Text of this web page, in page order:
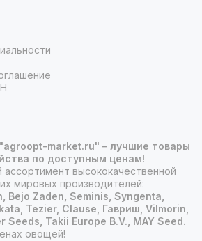
market.ru" – лучшие товары
по доступным ценам!
высококачественной
мировых производителей:
Bejo Zaden, Seminis, Syngenta,
Tezier, Clause, Гавриш, Vilmorin,
Seeds, Takii Europe B.V., MAY Seed.
овощей!